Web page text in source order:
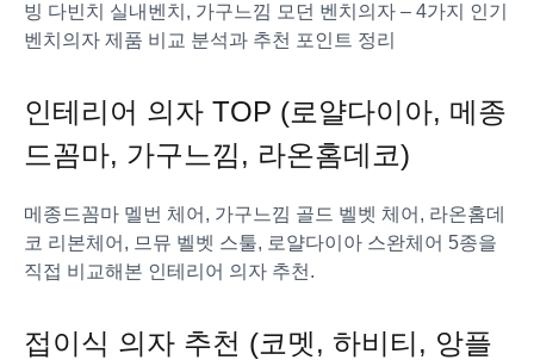
빙 다빈치 실내벤치, 가구느낌 모던 벤치의자 – 4가지 인기
벤치의자 제품 비교 분석과 추천 포인트 정리
인테리어 의자 TOP (로얄다이아, 메종
드꼼마, 가구느낌, 라온홈데코)
메종드꼼마 멜번 체어, 가구느낌 골드 벨벳 체어, 라온홈데
코 리본체어, 므뮤 벨벳 스툴, 로얄다이아 스완체어 5종을
직접 비교해본 인테리어 의자 추천.
접이식 의자 추천 (코멧, 하비티, 앙플